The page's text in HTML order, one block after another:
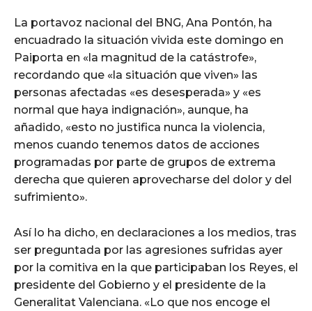
La portavoz nacional del BNG, Ana Pontón, ha
encuadrado la situación vivida este domingo en
Paiporta en «la magnitud de la catástrofe»,
recordando que «la situación que viven» las
personas afectadas «es desesperada» y «es
normal que haya indignación», aunque, ha
añadido, «esto no justifica nunca la violencia,
menos cuando tenemos datos de acciones
programadas por parte de grupos de extrema
derecha que quieren aprovecharse del dolor y del
sufrimiento».
Así lo ha dicho, en declaraciones a los medios, tras
ser preguntada por las agresiones sufridas ayer
por la comitiva en la que participaban los Reyes, el
presidente del Gobierno y el presidente de la
Generalitat Valenciana. «Lo que nos encoge el